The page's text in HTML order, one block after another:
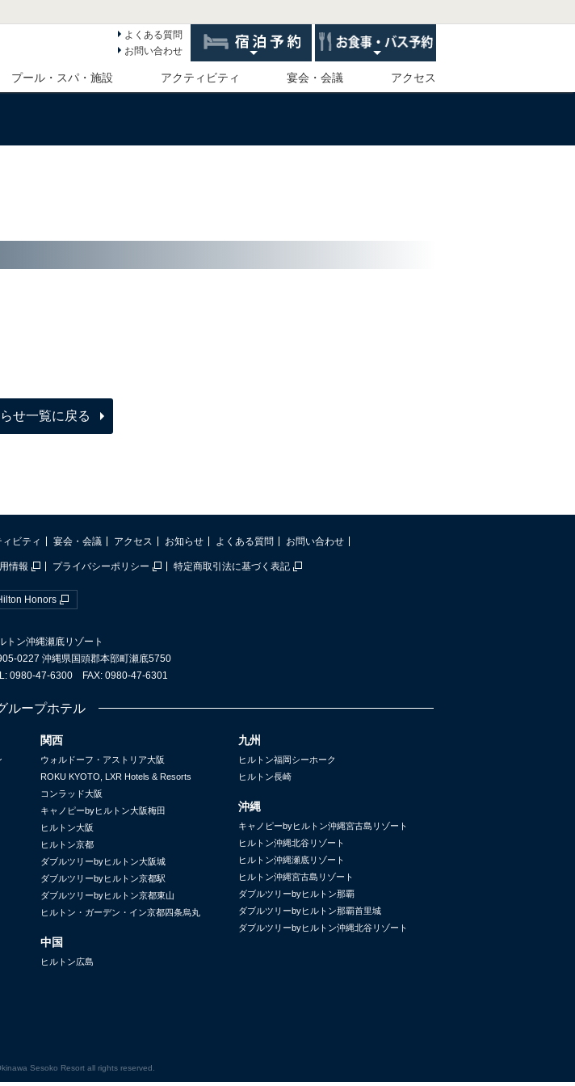
よくある質問
お問い合わせ
プール・スパ・施設 アクティビティ 宴会・会議 アクセス
せ一覧に戻る
ィビティ 宴会・会議 アクセス お知らせ よくある質問 お問い合わせ
情報 プライバシーポリシー 特定商取引法に基づく表記
Honors
トン沖縄瀬底リゾート
0227 沖縄県国頭郡本部町瀬底5750
0980-47-6300 FAX: 0980-47-6301
ループホテル
関西
ウォルドーフ・アストリア大阪
ROKU KYOTO, LXR Hotels & Resorts
コンラッド大阪
キャノピーbyヒルトン大阪梅田
ヒルトン大阪
ヒルトン京都
ダブルツリーbyヒルトン大阪城
ダブルツリーbyヒルトン京都駅
ダブルツリーbyヒルトン京都東山
ヒルトン・ガーデン・イン京都四条烏丸
中国
ヒルトン広島
九州
ヒルトン福岡シーホーク
ヒルトン長崎
沖縄
キャノピーbyヒルトン沖縄宮古島リゾート
ヒルトン沖縄北谷リゾート
ヒルトン沖縄瀬底リゾート
ヒルトン沖縄宮古島リゾート
ダブルツリーbyヒルトン那覇
ダブルツリーbyヒルトン那覇首里城
ダブルツリーbyヒルトン沖縄北谷リゾート
Sesoko Resort all rights reserved.